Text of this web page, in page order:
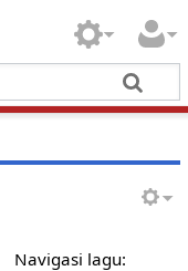
Navigasi lagu: